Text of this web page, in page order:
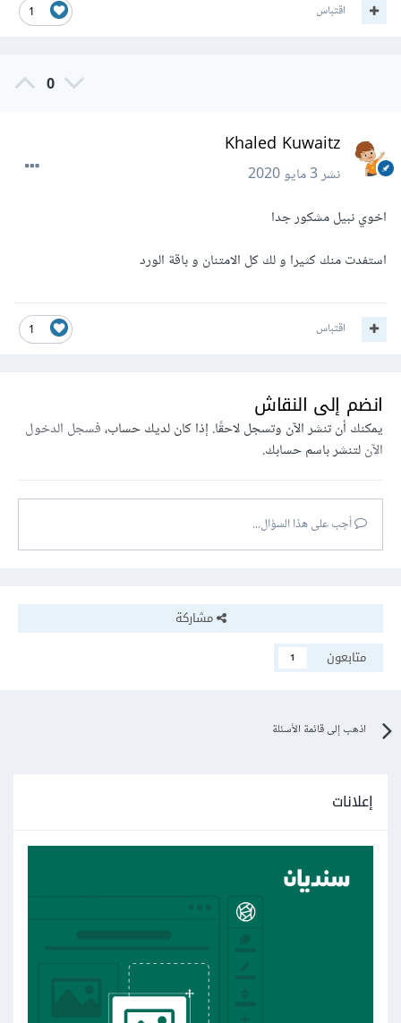
1 اقتباس
0
Khaled Kuwaitz
نشر3 مايو 2020
اخوي نبيل مشكور جدا
استفدت منك كثيرا و لك كل الامتنان و باقة الورد
1 اقتباس
انضم إلى النقاش
يمكنك أن تنشر الآن وتسجل لاحقًا. إذا كان لديك حساب،فسجل الدخول
الآنلتنشر باسم حسابك.
أجب على هذا السؤال...
مشاركة
متابعون
1
اذهب إلى قائمة الأسئلة
إعلانات